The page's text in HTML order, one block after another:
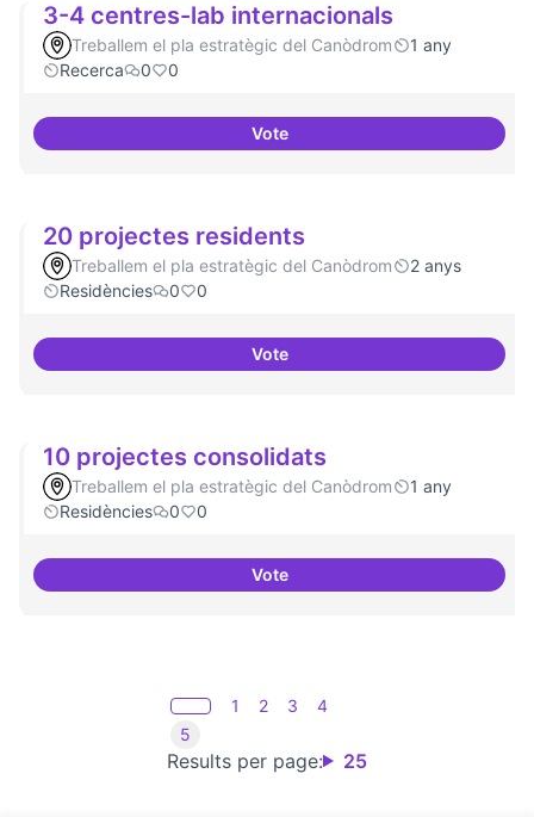
3-4 centres-lab internacionals
Treballem el pla estratègic del Canòdrom
1 any
Recerca
0 0
Vote3-4 centres-lab internacionals
20 projectes residents
Treballem el pla estratègic del Canòdrom
2 anys
Residències
0 0
Vote20 projectes residents
10 projectes consolidats
Treballem el pla estratègic del Canòdrom
1 any
Residències
0 0
Vote10 projectes consolidats
Results per page: 25
1 2 3
4
5